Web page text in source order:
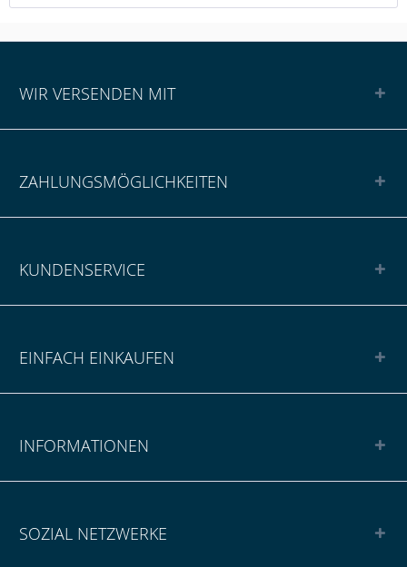
WIR VERSENDEN MIT
ZAHLUNGSMÖGLICHKEITEN
KUNDENSERVICE
EINFACH EINKAUFEN
INFORMATIONEN
SOZIAL NETZWERKE